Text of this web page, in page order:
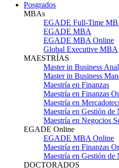
Posgrados
MBAs
EGADE Full-Time
EGADE MBA
EGADE MBA Online
Global Executive MBA
MAESTRÍAS
Master in Business
Master in Business
Maestría en Finanzas
Maestría en Finanzas
Maestría en
Maestría en Gestión de
Maestría en Negocios
EGADE Online
EGADE MBA Online
Maestría en Finanzas
Maestría en Gestión de
DOCTORADOS